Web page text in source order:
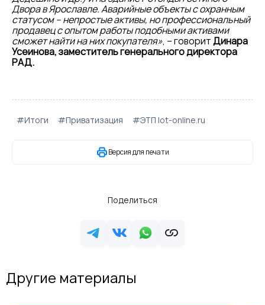
Двора в Ярославле. Аварийные объекты с охранным
статусом – непростые активы, но профессиональный
продавец с опытом работы подобными активами
сможет найти на них покупателя», – говоритДинара
Усеинова, заместитель генерального директора
РАД.
#Итоги #Приватизация #ЭТП lot-online.ru
Версия для печати
Поделиться
Другие материалы